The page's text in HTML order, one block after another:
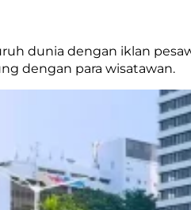
dunia dengan iklan
dengan para wisatawan.